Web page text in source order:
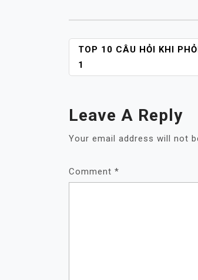
POST
NAVIGATION
TOP 10 CÂU HỎI KHI
1
Leave A Reply
Your email address will not
Comment *